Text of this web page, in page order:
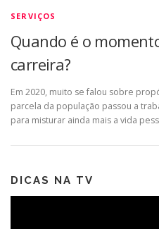
SERVIÇOS
Quando é o
carreira?
Em 2020, muito se falou sobre
parcela da população passou a
para misturar ainda mais a vida
DICAS NA TV